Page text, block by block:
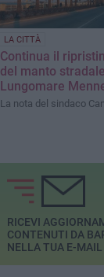
LA CITTÀ
Continua il
del manto
Lungomare
La nota del sindaco
RICEVI
CONTENUTI DA
NELLA TUA E-MAIL